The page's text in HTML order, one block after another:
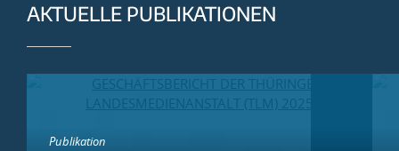
AKTUELLE PUBLIKATIONEN
Publikation